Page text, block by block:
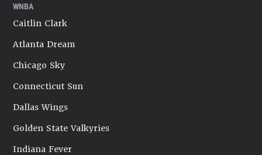
WNBA
Caitlin Clark
Atlanta Dream
Chicago Sky
Connecticut Sun
Dallas Wings
Golden State Valkyries
Indiana Fever